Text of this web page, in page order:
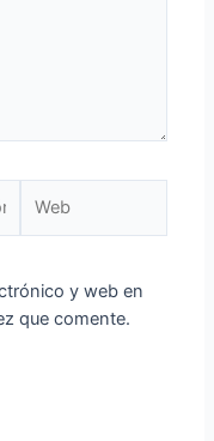
y web en
que comente.